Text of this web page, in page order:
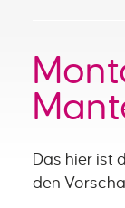
Das hier ist
den